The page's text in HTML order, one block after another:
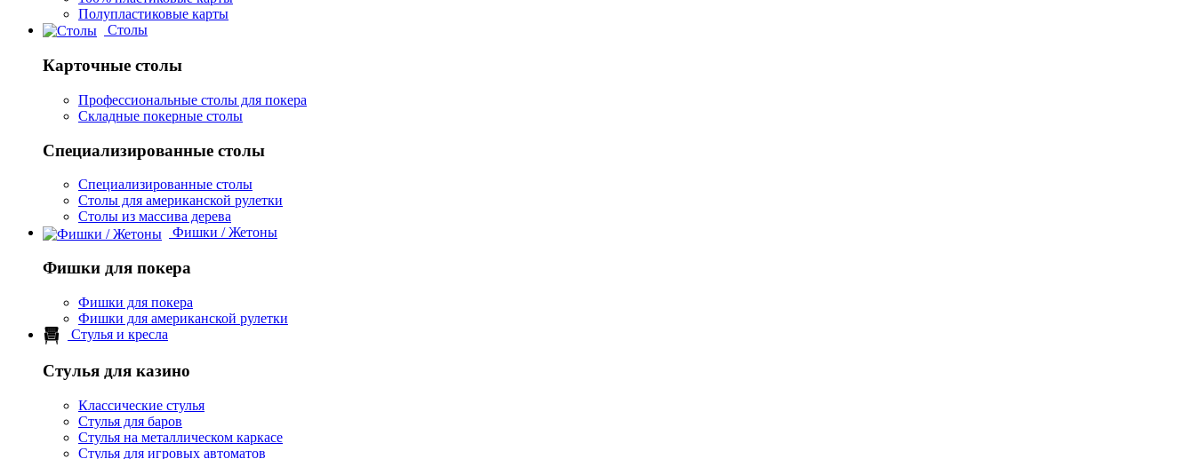
Полупластиковые карты
Столы
Карточные столы
Профессиональные столы для покера
Складные покерные столы
Специализированные столы
Специализированные столы
Столы для американской рулетки
Столы из массива дерева
Фишки / Жетоны
Фишки для покера
Фишки для покера
Фишки для американской рулетки
Стулья и кресла
Стулья для казино
Классические стулья
Стулья для баров
Стулья на металлическом каркасе
Стулья для игровых автоматов